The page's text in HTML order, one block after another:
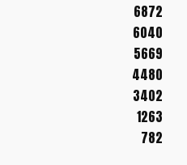
6872
6040
5669
4480
3402
1263
782